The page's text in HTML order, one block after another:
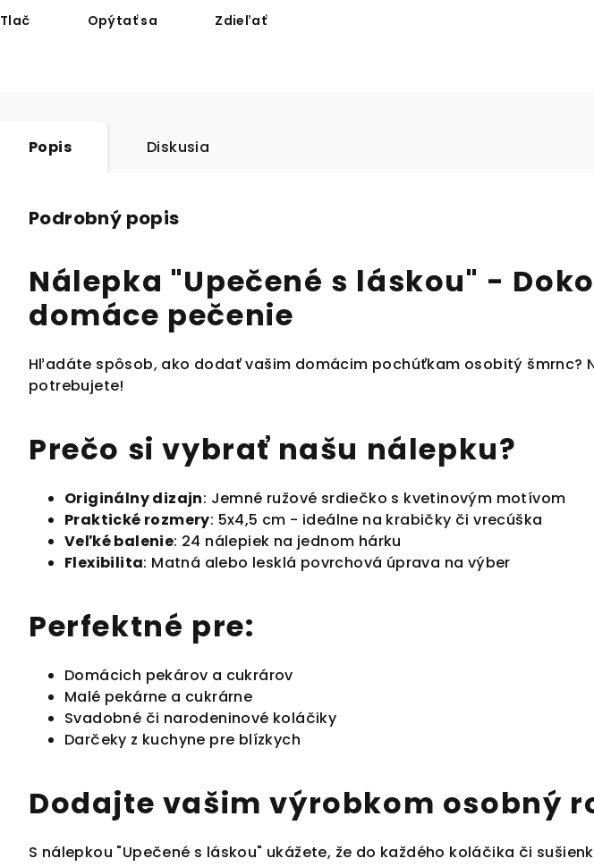
Tlač Opýtať sa Zdieľať
Popis Diskusia
Podrobný popis
Nálepka "Upečené s láskou" -
domáce pečenie
Hľadáte spôsob, ako dodať vašim domácim pochúťkam osobitý šmrnc?
potrebujete!
Prečo si vybrať našu nálepku?
Originálny dizajn: Jemné ružové srdiečko s kvetinovým motívom
Praktické rozmery: 5x4,5 cm - ideálne na krabičky či vrecúška
Veľké balenie: 24 nálepiek na jednom hárku
Flexibilita: Matná alebo lesklá povrchová úprava na výber
Perfektné pre:
Domácich pekárov a cukrárov
Malé pekárne a cukrárne
Svadobné či narodeninové koláčiky
Darčeky z kuchyne pre blízkych
Dodajte vašim výrobkom osobný
S nálepkou "Upečené s láskou" ukážete, že do každého koláčika či